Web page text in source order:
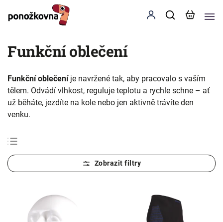
Funkční oblečení
Funkční oblečeníje navržené tak, aby pracovalo s vaším
tělem. Odvádí vlhkost, reguluje teplotu a rychle schne – ať
už běháte, jezdíte na kole nebo jen aktivně trávíte den
venku.
Nejprodávanější
Nejlevnější
Abecedně